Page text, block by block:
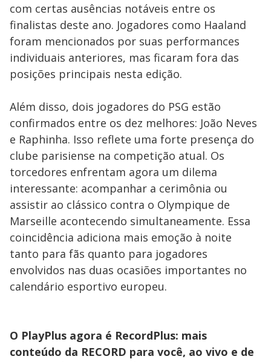
com certas ausências notáveis entre os
finalistas deste ano. Jogadores como Haaland
foram mencionados por suas performances
individuais anteriores, mas ficaram fora das
posições principais nesta edição.
Além disso, dois jogadores do PSG estão
confirmados entre os dez melhores: João Neves
e Raphinha. Isso reflete uma forte presença do
clube parisiense na competição atual. Os
torcedores enfrentam agora um dilema
interessante: acompanhar a cerimônia ou
assistir ao clássico contra o Olympique de
Marseille acontecendo simultaneamente. Essa
coincidência adiciona mais emoção à noite
tanto para fãs quanto para jogadores
envolvidos nas duas ocasiões importantes no
calendário esportivo europeu.
O PlayPlus agora é RecordPlus: mais
conteúdo da RECORD para você, ao vivo e de